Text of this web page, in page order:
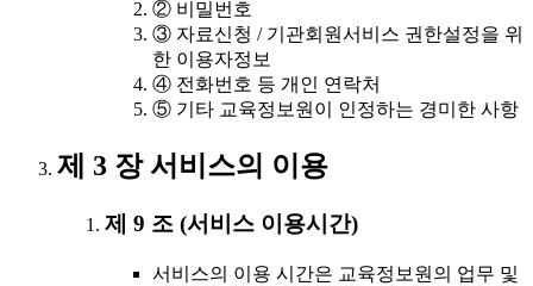
② 비밀번호
③ 자료신청 / 기관회원서비스 권한설정을 위
한 이용자정보
④ 전화번호 등 개인 연락처
⑤ 기타 교육정보원이 인정하는 경미한 사항
제 3 장 서비스의 이용
제 9 조 (서비스 이용시간)
서비스의 이용 시간은 교육정보원의 업무 및